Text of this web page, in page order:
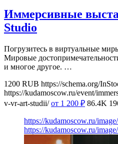
Иммерсивные
Studio
Погрузитесь в виртуальные
Мировые
и многое другое. …
1200 RUB https://schema.org/
https://kudamoscow.ru/event/
v-vr-art-studii/ от 1 200 ₽ 86.4K
https://kudamoscow.ru/
https://kudamoscow.ru/